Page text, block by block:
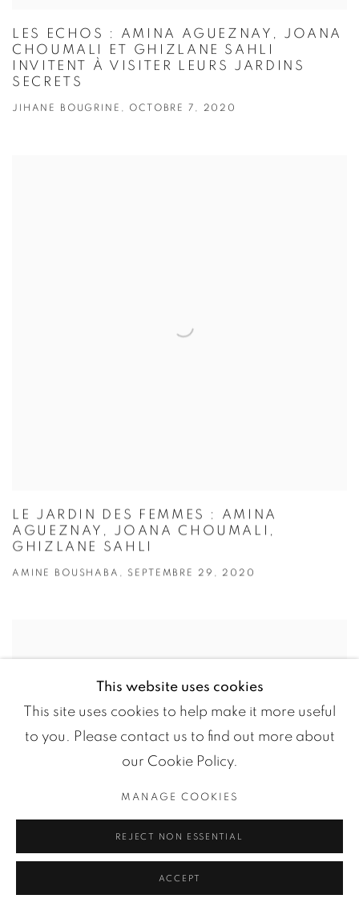
LES ECHOS : AMINA AGUEZNAY, JOANA
CHOUMALI ET GHIZLANE SAHLI
INVITENT À VISITER LEURS JARDINS
SECRETS
JIHANE BOUGRINE, OCTOBRE 7, 2020
LE JARDIN DES FEMMES : AMINA
AGUEZNAY, JOANA CHOUMALI,
GHIZLANE SAHLI
AMINE BOUSHABA, SEPTEMBRE 29, 2020
This website uses cookies
This site uses cookies to help make it more useful
to you. Please contact us to find out more about
our Cookie Policy.
MANAGE COOKIES
REJECT NON ESSENTIAL
ACCEPT